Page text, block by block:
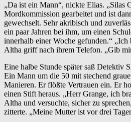
„Da ist ein Mann“, nickte Elias. „Silas
Mordkommission gearbeitet und ist
gewechselt. Sehr akribisch und
ein paar Jahren bei ihm, um einen
innerhalb einer Woche gefunden.“
Altha griff nach ihrem Telefon. „Gib
Eine halbe Stunde später saß Detektiv
Ein Mann um die 50 mit stechend
Manieren. Er flößte Vertrauen ein. Er
einen Stift heraus. „Herr Grange, ich
Altha und versuchte, sicher zu
zitterte. „Meine Mutter ist vor drei